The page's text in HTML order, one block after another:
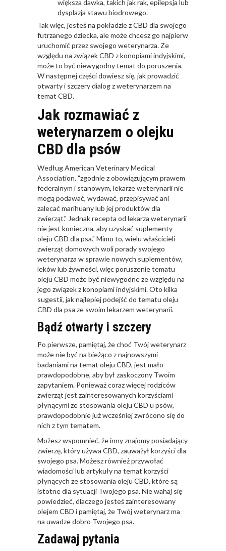
większa dawka, takich jak rak, epilepsja lub
dysplazja stawu biodrowego.
Tak więc, jesteś na pokładzie z CBD dla swojego
futrzanego dziecka, ale może chcesz go najpierw
uruchomić przez swojego weterynarza. Ze
względu na związek CBD z konopiami indyjskimi,
może to być niewygodny temat do poruszenia.
W następnej części dowiesz się, jak prowadzić
otwarty i szczery dialog z weterynarzem na
temat CBD.
Jak rozmawiać z
weterynarzem o olejku
CBD dla psów
Według American Veterinary Medical
Association, "zgodnie z obowiązującym prawem
federalnym i stanowym, lekarze weterynarii nie
mogą podawać, wydawać, przepisywać ani
zalecać marihuany lub jej produktów dla
zwierząt." Jednak recepta od lekarza weterynarii
nie jest konieczna, aby uzyskać suplementy
oleju CBD dla psa." Mimo to, wielu właścicieli
zwierząt domowych woli porady swojego
weterynarza w sprawie nowych suplementów,
leków lub żywności, więc poruszenie tematu
oleju CBD może być niewygodne ze względu na
jego związek z konopiami indyjskimi. Oto kilka
sugestii, jak najlepiej podejść do tematu oleju
CBD dla psa ze swoim lekarzem weterynarii.
Bądź otwarty i szczery
Po pierwsze, pamiętaj, że choć Twój weterynarz
może nie być na bieżąco z najnowszymi
badaniami na temat oleju CBD, jest mało
prawdopodobne, aby był zaskoczony Twoim
zapytaniem. Ponieważ coraz więcej rodziców
zwierząt jest zainteresowanych korzyściami
płynącymi ze stosowania oleju CBD u psów,
prawdopodobnie już wcześniej zwrócono się do
nich z tym tematem.
Możesz wspomnieć, że inny znajomy posiadający
zwierzę, który używa CBD, zauważył korzyści dla
swojego psa. Możesz również przywołać
wiadomości lub artykuły na temat korzyści
płynących ze stosowania oleju CBD, które są
istotne dla sytuacji Twojego psa. Nie wahaj się
powiedzieć, dlaczego jesteś zainteresowany
olejem CBD i pamiętaj, że Twój weterynarz ma
na uwadze dobro Twojego psa.
Zadawaj pytania